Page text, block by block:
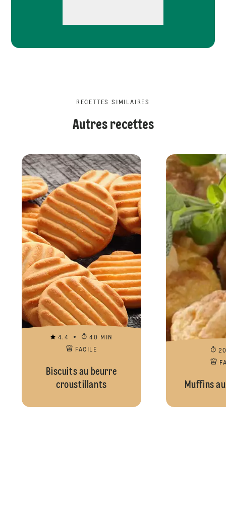
RECETTES SIMILAIRES
Autres recettes
4.4
40 MIN
FACILE
Biscuits au beurre
croustillants
Muffins